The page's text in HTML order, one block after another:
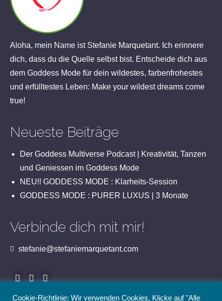
Aloha, mein Name ist Stefanie Marquetant. Ich erinnere
dich, dass du die Quelle selbst bist. Entscheide dich aus
dem Goddess Mode für dein wildestes, farbenfrohestes
und erfülltestes Leben: Make your wildest dreams come
true!
Neueste Beiträge
Der Goddess Multiverse Podcast | Kreativität, Tanzen
und Geniessen im Goddess Mode
NEU!! GODDESS MODE : Klarheits-Session
GODDESS MODE : PURER LUXUS | 3 Monate
Verbinde dich mit mir!
stefanie@stefaniemarquetant.com
Cookie-Richtlinie: Wir verwenden Cookies. Klicke auf "Alle